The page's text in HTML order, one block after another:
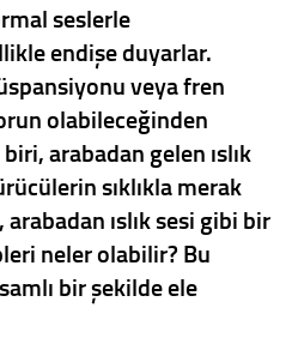
seslerle
endişe duyarlar.
veya fren
olabileceğinden
arabadan gelen ıslık
sıklıkla merak
ıslık sesi gibi bir
neler olabilir? Bu
bir şekilde ele